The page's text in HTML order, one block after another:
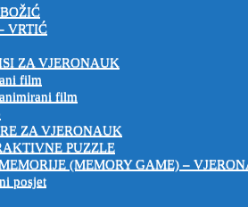
VRTIĆ
ZA VJERONAUK
film
film
ZA VJERONAUK
PUZZLE
(MEMORY GAME) –
posjet